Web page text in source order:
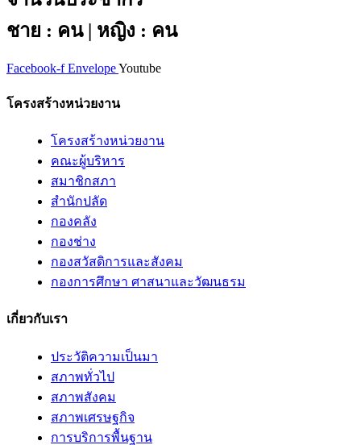
ชาย : คน | หญิง : คน
Facebook-f EnvelopeYoutube
โครงสร้างหน่วยงาน
โครงสร้างหน่วยงาน
คณะผู้บริหาร
สมาชิกสภา
สำนักปลัด
กองคลัง
กองช่าง
กองสวัสดิการและสังคม
กองการศึกษา ศาสนาและวัฒนธรม
เกี่ยวกับเรา
ประวัติความเป็นมา
สภาพทั่วไป
สภาพสังคม
สภาพเศรษฐกิจ
การบริการพื้นฐาน